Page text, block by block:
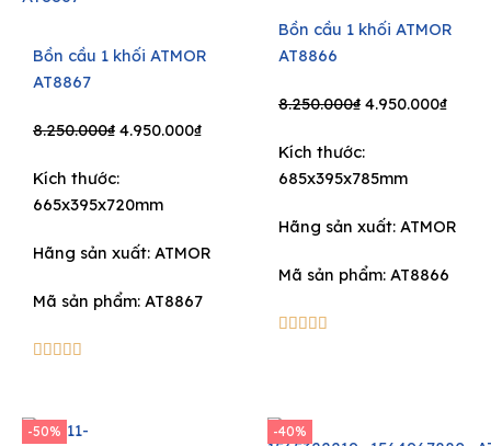
Bồn cầu 1 khối ATMOR
AT8867
8.250.000₫ Original
was:
8.250.000₫.
4.950.000₫Current
Kích thước:
665x395x720mm
Hãng sản xuất: ATMOR
Mã sản phẩm: AT8867
    
Bồn cầu 1 khối ATMOR
AT8866
8.250.000₫ Original
was:
8.250.000₫.
4.950.000₫
Kích thước:
685x395x785mm
Hãng sản xuất: ATMOR
Mã sản phẩm: AT8866
    
-50% -40%